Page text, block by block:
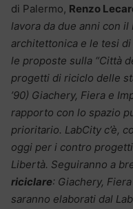
di Palermo, Renzo
lavora da due anni con
architettonica e le tesi di
le proposte sulla “Città
progetti di riciclo delle
’90) Giachery, Fiera e
rapporto con lo spazio
prioritario. LabCity c’è,
oggi per i contro
Libertà. Seguiranno a
riciclare: Giachery,
saranno elaborati dal